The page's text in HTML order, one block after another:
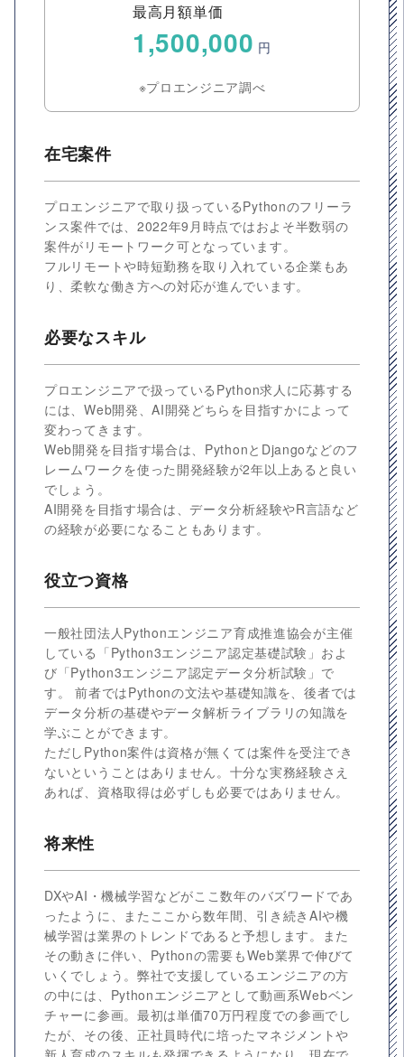
最高月額単価
1,500,000 円
※プロエンジニア調べ
在宅案件
プロエンジニアで取り扱っているPythonのフリーラ
ンス案件では、2022年9月時点ではおよそ半数弱の
案件がリモートワーク可となっています。
フルリモートや時短勤務を取り入れている企業もあ
り、柔軟な働き方への対応が進んでいます。
必要なスキル
プロエンジニアで扱っているPython求人に応募する
には、Web開発、AI開発どちらを目指すかによって
変わってきます。
Web開発を目指す場合は、PythonとDjangoなどのフ
レームワークを使った開発経験が2年以上あると良い
でしょう。
AI開発を目指す場合は、データ分析経験やR言語など
の経験が必要になることもあります。
役立つ資格
一般社団法人Pythonエンジニア育成推進協会が主催
している「Python3エンジニア認定基礎試験」およ
び「Python3エンジニア認定データ分析試験」で
す。 前者ではPythonの文法や基礎知識を、後者では
データ分析の基礎やデータ解析ライブラリの知識を
学ぶことができます。
ただしPython案件は資格が無くては案件を受注でき
ないということはありません。十分な実務経験さえ
あれば、資格取得は必ずしも必要ではありません。
将来性
DXやAI・機械学習などがここ数年のバズワードであ
ったように、またここから数年間、引き続きAIや機
械学習は業界のトレンドであると予想します。また
その動きに伴い、Pythonの需要もWeb業界で伸びて
いくでしょう。弊社で支援しているエンジニアの方
の中には、Pythonエンジニアとして動画系Webベン
チャーに参画。最初は単価70万円程度での参画でし
たが、その後、正社員時代に培ったマネジメントや